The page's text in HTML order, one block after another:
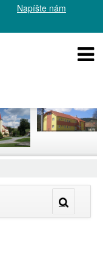
Napíšte nám